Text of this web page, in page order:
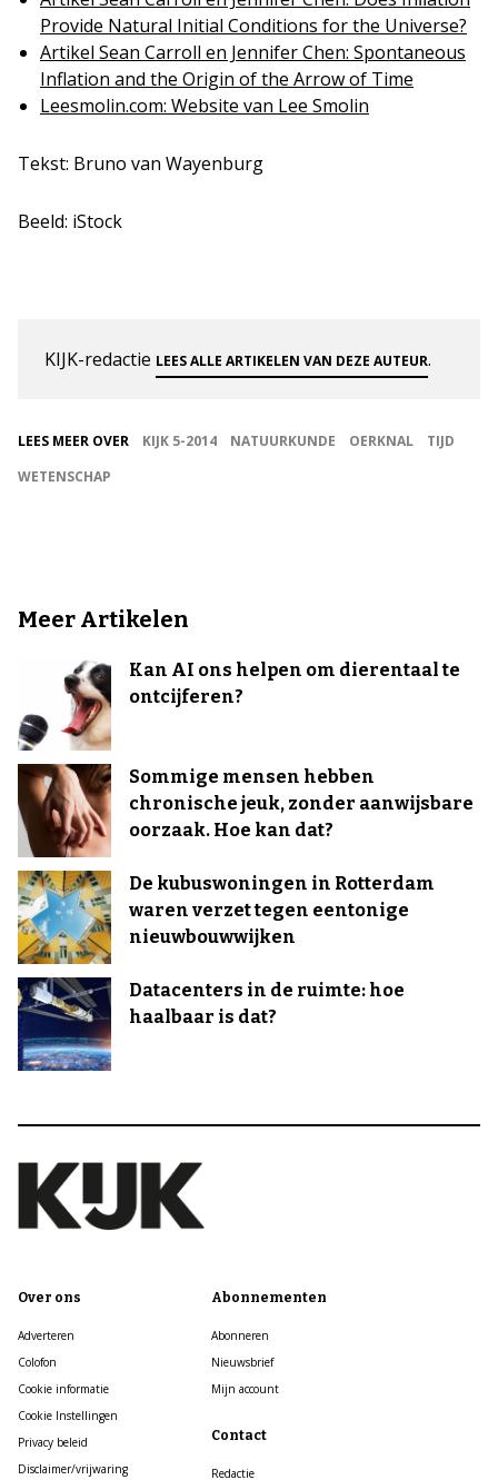
Provide Natural Initial Conditions for the Universe?
Artikel Sean Carroll en Jennifer Chen: Spontaneous
Inflation and the Origin of the Arrow of Time
Leesmolin.com: Website van Lee Smolin
Tekst: Bruno van Wayenburg
Beeld: iStock
KIJK-redactie LEES ALLE ARTIKELEN VAN DEZE AUTEUR.
LEES MEER OVER KIJK 5-2014 NATUURKUNDE OERKNAL
TIJD
WETENSCHAP
Meer Artikelen
Kan AI ons helpen om dierentaal te
ontcijferen?
Sommige mensen hebben
chronische jeuk, zonder aanwijsbare
oorzaak. Hoe kan dat?
De kubuswoningen in Rotterdam
waren verzet tegen eentonige
nieuwbouwwijken
Datacenters in de ruimte: hoe
haalbaar is dat?
Over ons
Adverteren
Colofon
Cookie informatie
Cookie Instellingen
Privacy beleid
Disclaimer/vrijwaring
Abonnementen
Abonneren
Nieuwsbrief
Mijn account
Contact
Redactie